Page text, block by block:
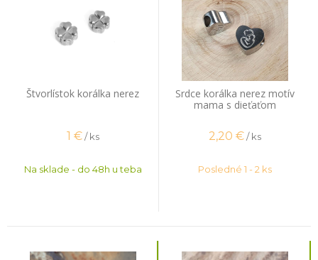
Štvorlístok korálka nerez
1 € / ks
Na sklade - do 48h u teba
Srdce korálka nerez motív
mama s dieťaťom
2,20 €/ ks
Posledné 1 - 2 ks